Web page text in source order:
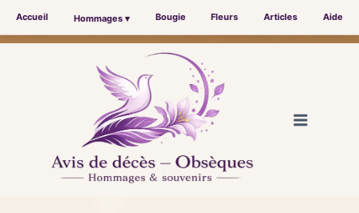
Accueil Hommages ▾ Bougie Fleurs Articles Aide